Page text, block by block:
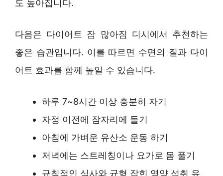
도 높아집니다.
다음은 다이어트 잠 많아짐 디시에서 추천하는
좋은 습관입니다. 이를 따르면 수면의 질과 다이
어트 효과를 함께 높일 수 있습니다.
하루 7~8시간 이상 충분히 자기
자정 이전에 잠자리에 들기
아침에 가벼운 유산소 운동 하기
저녁에는 스트레칭이나 요가로 몸 풀기
규칙적인 식사와 균형 잡힌 영양 섭취 유